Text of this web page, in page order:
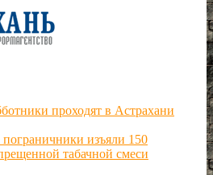
проходят в Астрахани
пограничники изъяли 150
табачной смеси